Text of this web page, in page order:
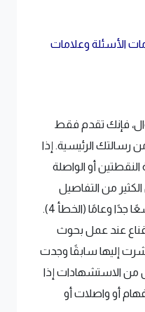
الأسئلة وعلامات
فإنك تقدم فقط
رسالتك الرئيسية. إذا
أو الواصلة
من التفاصيل
(الخطأ 2) أو يختارون عنوانًا واسعًا جدًا وعامًا (الخطأ 4).
عند عمل بحوث
إليها سابقًا وجدت
من الاستشهادات إذا
أو واصلات أو